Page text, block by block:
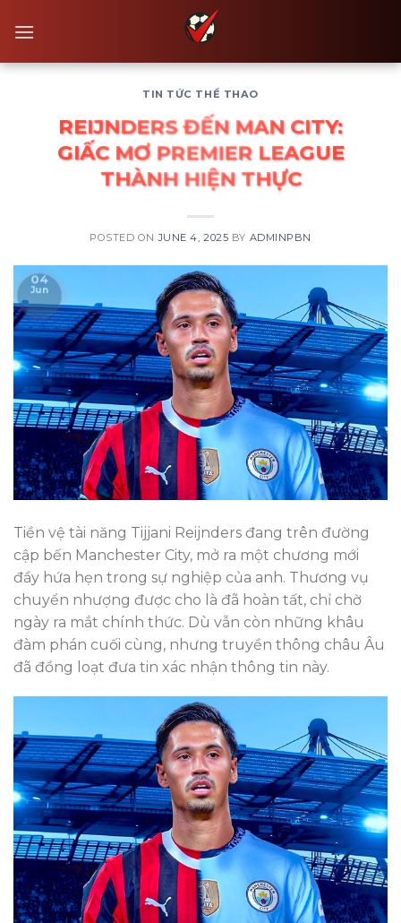
TIN TỨC THỂ THAO
REIJNDERS ĐẾN MAN CITY:
GIẤC MƠ PREMIER LEAGUE
THÀNH HIỆN THỰC
POSTED ONJUNE 4, 2025 BY ADMINPBN
04
Jun
Tiền vệ tài năng Tijjani Reijnders đang trên đường
cập bến Manchester City, mở ra một chương mới
đầy hứa hẹn trong sự nghiệp của anh. Thương vụ
chuyển nhượng được cho là đã hoàn tất, chỉ chờ
ngày ra mắt chính thức. Dù vẫn còn những khâu
đàm phán cuối cùng, nhưng truyền thông châu Âu
đã đồng loạt đưa tin xác nhận thông tin này.